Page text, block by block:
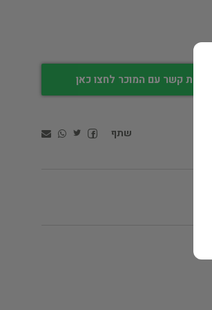
ליצירת קשר עם המוכר לחצו כאן
שתף